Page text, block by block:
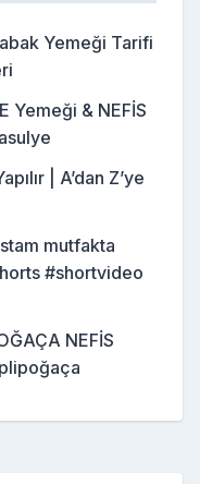
Yemeği Tarifi
Yemeği & NEFİS
| A’dan Z’ye
mutfakta
#shortvideo
NEFİS